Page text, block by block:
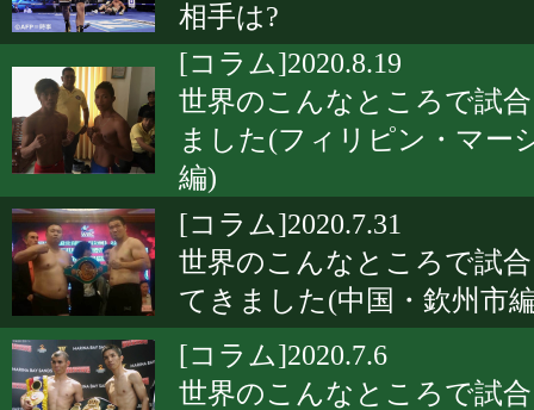
相手は?
[コラム]2020.8.19
世界のこんなところで試
ました(フィリピン・マー
編)
[コラム]2020.7.31
世界のこんなところで試
てきました(中国・欽州市
[コラム]2020.7.6
世界のこんなところで試